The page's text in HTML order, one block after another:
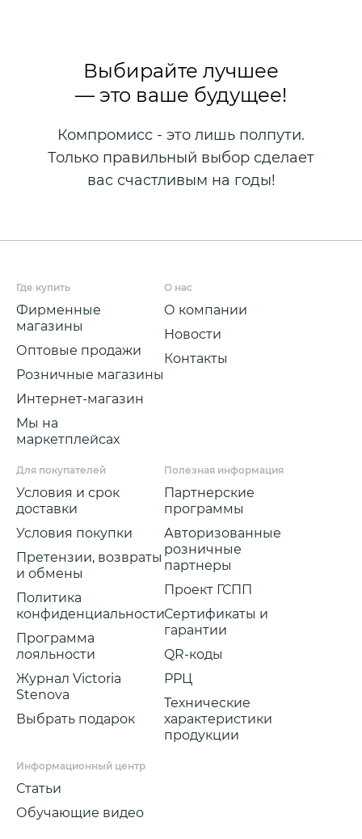
Выбирайте лучшее
— это ваше будущее!
Компромисс - это лишь полпути.
Только правильный выбор сделает
вас счастливым на годы!
Где купить
Фирменные
магазины
Оптовые продажи
Розничные магазины
Интернет-магазин
Мы на
маркетплейсах
О нас
О компании
Новости
Контакты
Для покупателей
Условия и срок
доставки
Условия покупки
Претензии, возвраты
и обмены
Политика
конфиденциальности
Программа
лояльности
Журнал Victoria
Stenova
Выбрать подарок
Полезная информация
Партнерские
программы
Авторизованные
розничные
партнеры
Проект ГСПП
Сертификаты и
гарантии
QR-коды
РРЦ
Технические
характеристики
продукции
Информационный центр
Статьи
Обучающие видео